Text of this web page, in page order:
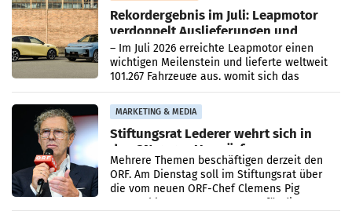
Rekordergebnis im Juli: Leapmotor
verdoppelt Auslieferungen und
überschreitet die 100.000er-Marke
– Im Juli 2026 erreichte Leapmotor einen
wichtigen Meilenstein und lieferte weltweit
101.267 Fahrzeuge aus, womit sich das
Ergebnis gegenüber Juli 2025 mehr als
verdoppelte (+102
MARKETING & MEDIA
Stiftungsrat Lederer wehrt sich in
den SN gegen Vorwürfe
Mehrere Themen beschäftigen derzeit den
ORF. Am Dienstag soll im Stiftungsrat über
die vom neuen ORF-Chef Clemens Pig
vorgeschlagenen Besetzungen für die